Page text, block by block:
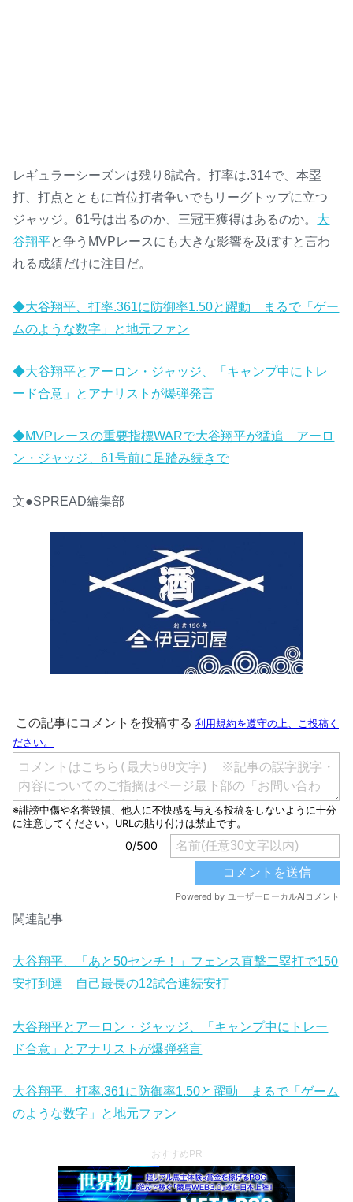
レギュラーシーズンは残り8試合。打率は.314で、本塁
打、打点とともに首位打者争いでもリーグトップに立つ
ジャッジ。61号は出るのか、三冠王獲得はあるのか。 大
谷翔平と争うMVPレースにも大きな影響を及ぼすと言わ
れる成績だけに注目だ。
◆大谷翔平、打率.361に防御率1.50と躍動 まるで「ゲー
ムのような数字」と地元ファン
◆大谷翔平とアーロン・ジャッジ、「キャンプ中にトレ
ード合意」とアナリストが爆弾発言
◆MVPレースの重要指標WARで大谷翔平が猛追 アーロ
ン・ジャッジ、61号前に足踏み続きで
文●SPREAD編集部
関連記事
大谷翔平、「あと50センチ！」フェンス直撃二塁打で150
安打到達 自己最長の12試合連続安打
大谷翔平とアーロン・ジャッジ、「キャンプ中にトレー
ド合意」とアナリストが爆弾発言
大谷翔平、打率.361に防御率1.50と躍動 まるで「ゲーム
のような数字」と地元ファン
おすすめPR